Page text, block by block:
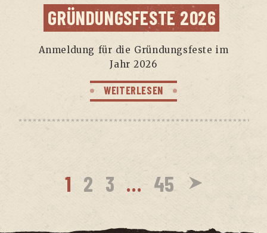
GRÜN­DUNGS­FES­TE 2026
Anmel­dung für die Grün­dungs­fes­te im
Jahr 2026
WEITERLESEN
1 2 3 … 45